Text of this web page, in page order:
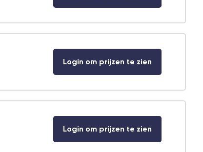
Login om prijzen te zien
Login om prijzen te zien